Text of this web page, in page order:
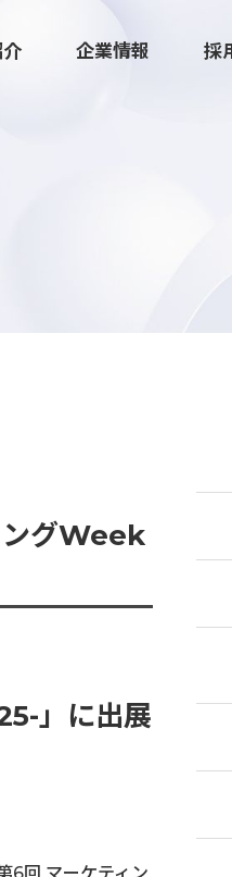
採用マーケ
企業情報 採
ングWeek
」に出展